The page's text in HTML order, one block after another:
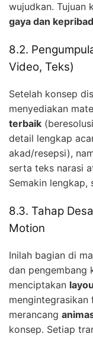
wujudkan. Tujuan
gaya dan
8.2.
Video, Teks)
Setelah konsep
menyediakan
terbaik
detail lengkap
akad/resepsi),
serta teks narasi
Semakin lengkap,
8.3. Tahap
Motion
Inilah bagian di
dan pengembang
menciptakan
merancang
konsep. Setiap